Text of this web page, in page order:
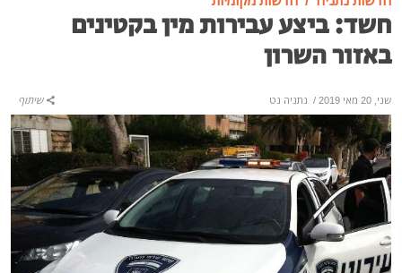
חשד: ביצע עבירות מין בקטינים
באזור השרון
שני, 20 מאי 2019 / נתניה נט שיתוף